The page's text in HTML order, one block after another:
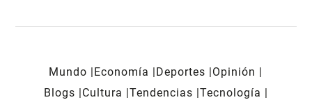
Mundo Economía Deportes
Opinión
Blogs
Cultura Tendencias Tecnología